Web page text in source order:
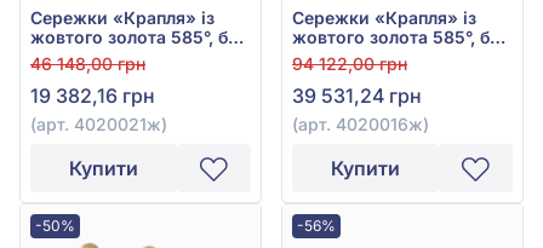
Сережки «Крапля» із
жовтого золота 585°, без
вставки, арт. 4020021ж
46 148,00 грн
19 382,16 грн
(арт. 4020021ж)
Купити
Сережки «Крапля» із
жовтого золота 585°, без
вставки, арт. 4020016ж
94 122,00 грн
39 531,24 грн
(арт. 4020016ж)
Купити
-50% -56%